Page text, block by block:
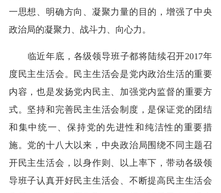
一思想、明确方向、凝聚力量的目的，增强了中央
政治局的凝聚力、战斗力、向心力。
临近年底，各级领导班子都将陆续召开2017年
度民主生活会。民主生活会是党内政治生活的重要
内容，也是发扬党内民主、加强党内监督的重要方
式。坚持和完善民主生活会制度，是保证党的团结
和集中统一、保持党的先进性和纯洁性的重要措
施。党的十八大以来，中央政治局围绕不同主题召
开民主生活会，以身作则、以上率下，带动各级领
导班子认真开好民主生活会、不断提高民主生活会